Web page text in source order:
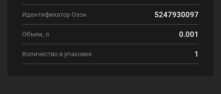
Идентификатор Озон 5247930097
Объем, л 0.001
Количество в упаковке 1